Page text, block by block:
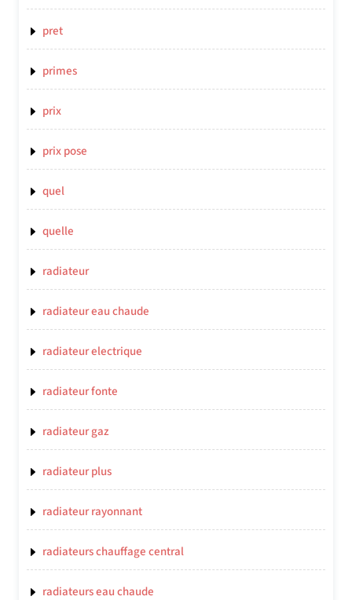
pret
primes
prix
prix pose
quel
quelle
radiateur
radiateur eau chaude
radiateur electrique
radiateur fonte
radiateur gaz
radiateur plus
radiateur rayonnant
radiateurs chauffage central
radiateurs eau chaude